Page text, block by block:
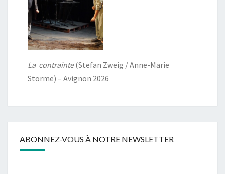
La contrainte(Stefan Zweig / Anne-Marie
Storme) – Avignon 2026
ABONNEZ-VOUS À NOTRE NEWSLETTER